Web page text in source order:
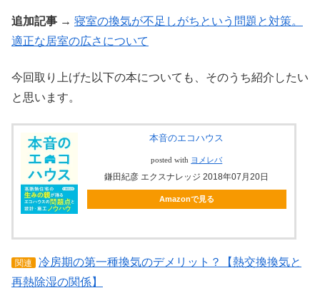
追加記事 → 寝室の換気が不足しがちという問題と対策。
適正な居室の広さについて
今回取り上げた以下の本についても、そのうち紹介したい
と思います。
本音のエコハウス
posted with ヨメレバ
鎌田紀彦 エクスナレッジ 2018年07月20日
Amazonで見る
関連
冷房期の第一種換気のデメリット？【熱交換換気と
再熱除湿の関係】